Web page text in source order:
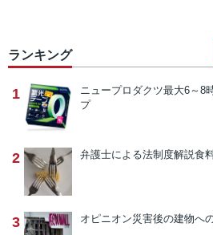
ランキング
1 ニュープロダクツ最大6～8
プ
2 弁護士による法制度解説食
3 オピニオン災害後の建物へ